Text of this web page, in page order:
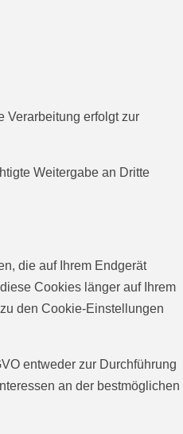
Verarbeitung erfolgt zur
Weitergabe an Dritte
die auf Ihrem Endgerät
Cookies länger auf Ihrem
den Cookie-Einstellungen
entweder zur Durchführung
an der bestmöglichen